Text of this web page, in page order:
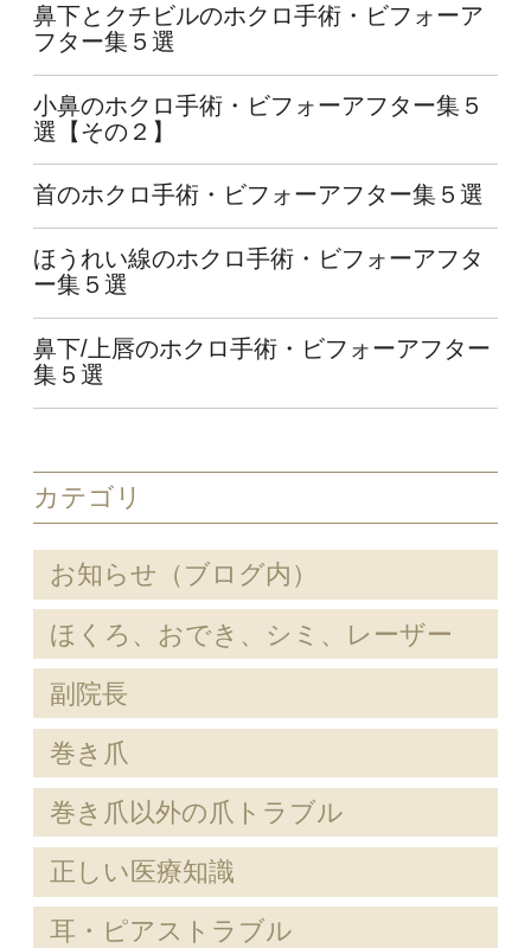
鼻下とクチビルのホクロ手術・ビフォーア
フター集５選
小鼻のホクロ手術・ビフォーアフター集５
選【その２】
首のホクロ手術・ビフォーアフター集５選
ほうれい線のホクロ手術・ビフォーアフタ
ー集５選
鼻下/上唇のホクロ手術・ビフォーアフター
集５選
カテゴリ
お知らせ（ブログ内）
ほくろ、おでき、シミ、レーザー
副院長
巻き爪
巻き爪以外の爪トラブル
正しい医療知識
耳・ピアストラブル